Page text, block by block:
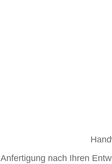
Anfertigung nach Ihren